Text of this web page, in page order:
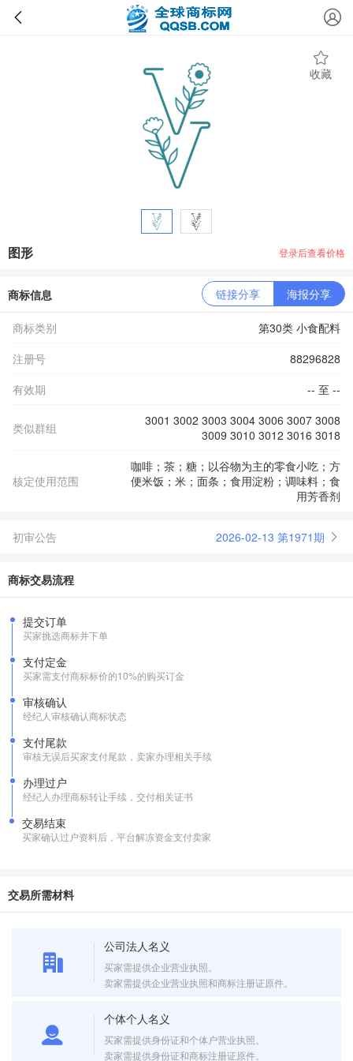
收藏
图形 登录后查看价格
商标信息 链接分享 海报分享
商标类别
第30类 小食配料
注册号
88296828
有效期
-- 至 --
类似群组
3001 3002 3003 3004 3006 3007 3008
3009 3010 3012 3016 3018
核定使用范围
咖啡；茶；糖；以谷物为主的零食小吃；方
便米饭；米；面条；食用淀粉；调味料；食
用芳香剂
初审公告 2026-02-13 第1971期
商标交易流程
提交订单
买家挑选商标并下单
支付定金
买家需支付商标标价的10%的购买订金
审核确认
经纪人审核确认商标状态
支付尾款
审核无误后买家支付尾款，卖家办理相关手续
办理过户
经纪人办理商标转让手续，交付相关证书
交易结束
买家确认过户资料后，平台解冻资金支付卖家
交易所需材料
公司法人名义
买家需提供企业营业执照。
卖家需提供企业营业执照和商标注册证原件。
个体个人名义
买家需提供身份证和个体户营业执照。
卖家需提供身份证和商标注册证原件。